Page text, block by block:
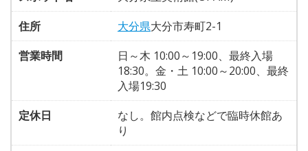
住所
大分県大分市寿町2-1
営業時間
日～木 10:00～19:00、最終入場
18:30。金・土 10:00～20:00、最終
入場19:30
定休日
なし。館内点検などで臨時休館あ
り